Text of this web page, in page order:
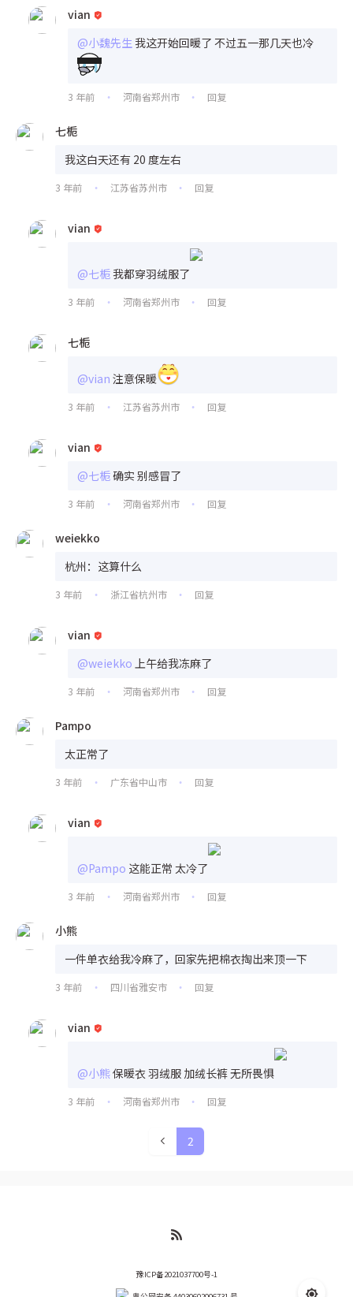
vian
@小魏先生 我这开始回暖了 不过五一那几天也冷
3 年前 • 河南省郑州市 • 回复
七栀
我这白天还有 20 度左右
3 年前 • 江苏省苏州市 • 回复
vian
@七栀我都穿羽绒服了
3 年前 • 河南省郑州市 • 回复
七栀
@vian 注意保暖
3 年前 • 江苏省苏州市 • 回复
vian
@七栀确实 别感冒了
3 年前 • 河南省郑州市 • 回复
weiekko
杭州：这算什么
3 年前 • 浙江省杭州市 • 回复
vian
@weiekko 上午给我冻麻了
3 年前 • 河南省郑州市 • 回复
Pampo
太正常了
3 年前 • 广东省中山市 • 回复
vian
@Pampo 这能正常 太冷了
3 年前 • 河南省郑州市 • 回复
小熊
一件单衣给我冷麻了，回家先把棉衣掏出来顶一下
3 年前 • 四川省雅安市 • 回复
vian
@小熊保暖衣 羽绒服 加绒长裤 无所畏惧
3 年前 • 河南省郑州市 • 回复
2
豫ICP备2021037700号-1